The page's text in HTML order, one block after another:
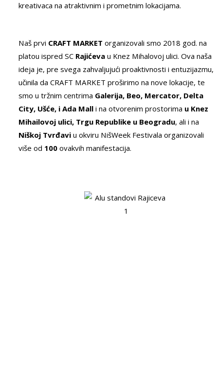
kreativaca na atraktivnim i prometnim lokacijama.
Naš prvi CRAFT MARKET organizovali smo 2018 god. na
platou ispred SC Rajićeva u Knez Mihalovoj ulici. Ova naša
ideja je, pre svega zahvaljujući proaktivnosti i entuzijazmu,
učinila da CRAFT MARKET proširimo na nove lokacije, te
smo u tržnim centrima Galerija, Beo, Mercator, Delta
City, Ušće, i Ada Mall i na otvorenim prostorima u Knez
Mihailovoj ulici, Trgu Republike u Beogradu, ali i na
Niškoj Tvrđavi u okviru NišWeek Festivala organizovali
više od 100 ovakvih manifestacija.